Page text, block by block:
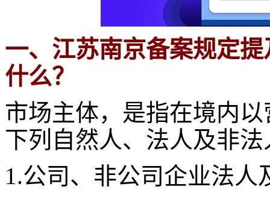
一、江苏南京备案规定
什么？
市场主体，是指在境内
下列自然人、法人及非
1.公司、非公司企业法人